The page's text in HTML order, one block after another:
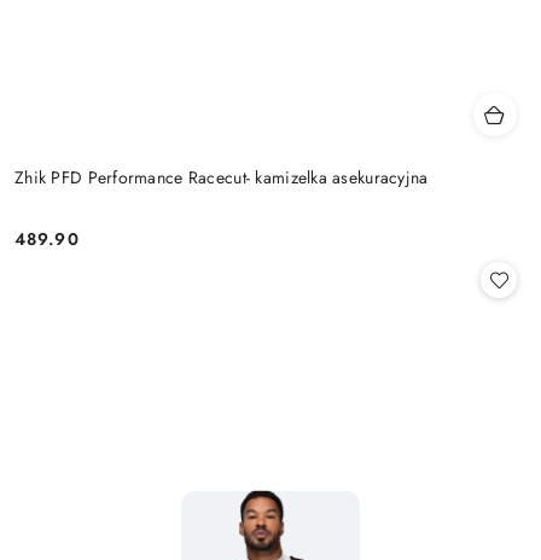
Zhik PFD Performance Racecut- kamizelka asekuracyjna
Cena:
489.90